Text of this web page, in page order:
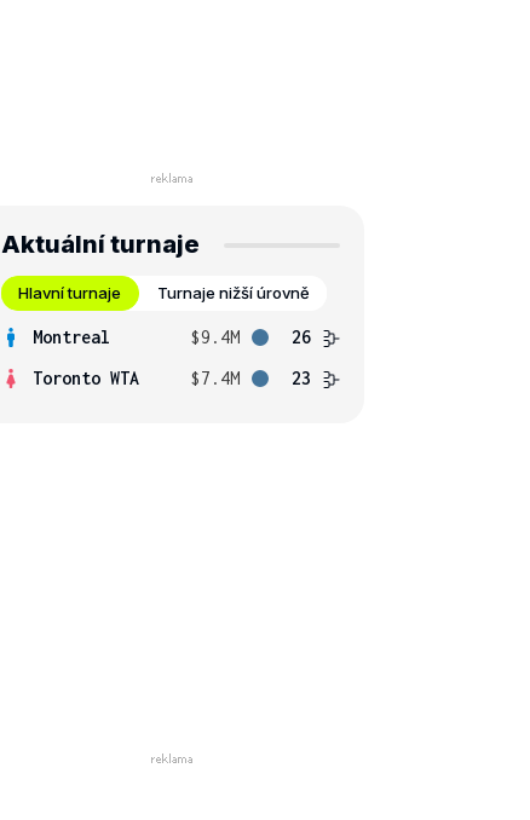
Aktuální turnaje
Hlavní turnaje Turnaje nižší úrovně
Montreal $9.4M
26
Toronto WTA
$7.4M 23